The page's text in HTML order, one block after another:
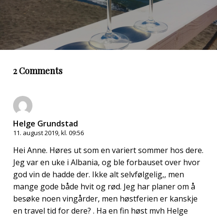
2 Comments
Helge Grundstad
11. august 2019, kl. 09:56
Hei Anne. Høres ut som en variert sommer hos dere.
Jeg var en uke i Albania, og ble forbauset over hvor
god vin de hadde der. Ikke alt selvfølgelig,, men
mange gode både hvit og rød. Jeg har planer om å
besøke noen vingårder, men høstferien er kanskje
en travel tid for dere? . Ha en fin høst mvh Helge